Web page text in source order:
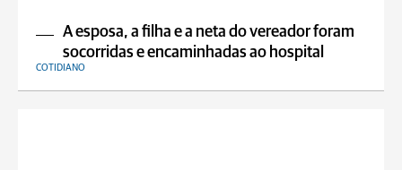
A esposa, a filha e a neta do vereador foram
socorridas e encaminhadas ao hospital
COTIDIANO